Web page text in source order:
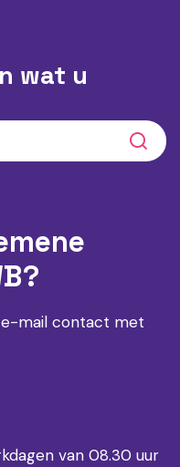
wat u
mail contact met
van 08.30 uur